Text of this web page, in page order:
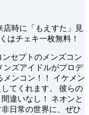
時に「もえすた」見
はチェキ一枚無料！
セプトのメンズコン
ンズアイドルがプロデ
メンコン！！ イケメン
てくれます。 彼らの
違いなし！ ネオンと
日常の世界に、ぜひ